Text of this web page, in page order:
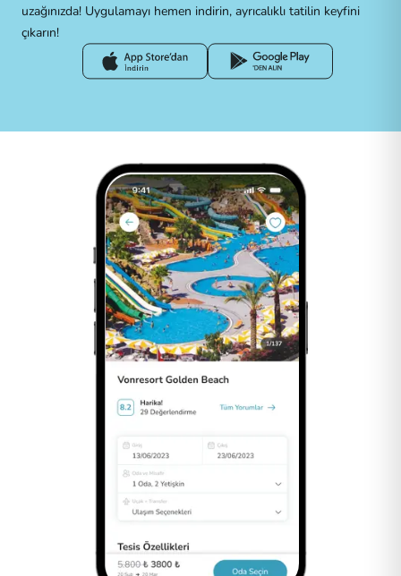
uzağınızda! Uygulamayı hemen indirin, ayrıcalıklı tatilin keyfini
çıkarın!